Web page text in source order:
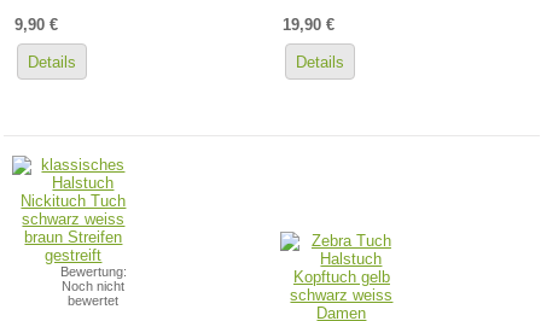
9,90 €
Details
19,90 €
Details
Bewertung:
Noch nicht
bewertet